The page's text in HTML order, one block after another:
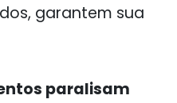
garantem sua
paralisam